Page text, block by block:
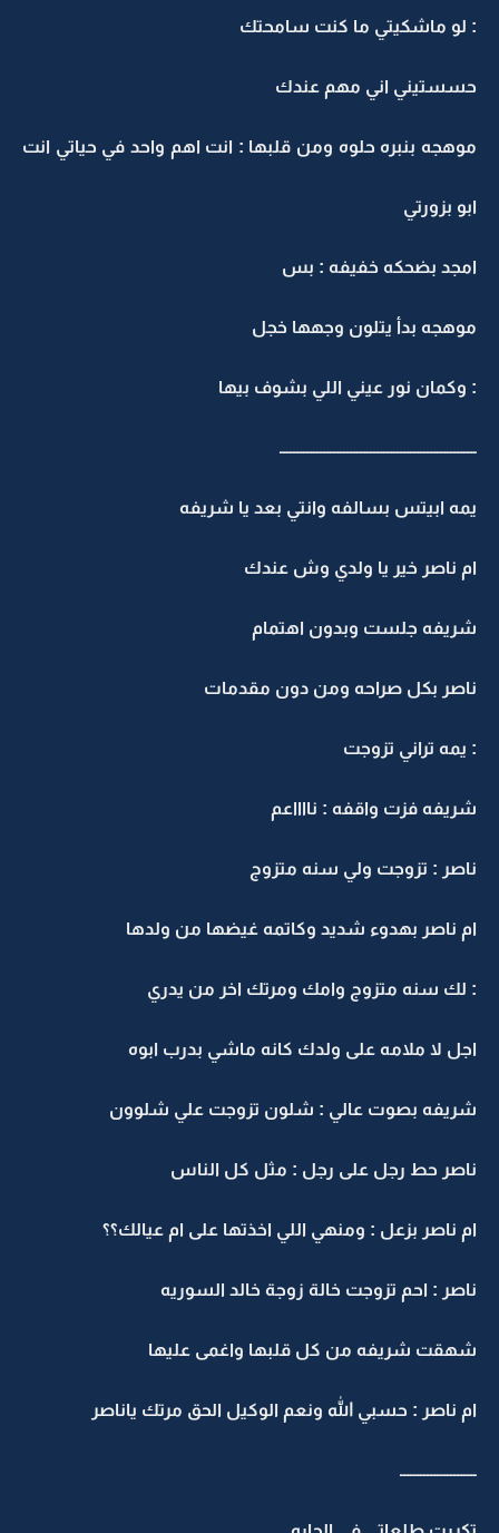
: لو ماشكيتي ما كنت سامحتك
حسستيني اني مهم عندك
موهجه بنبره حلوه ومن قلبها : انت اهم واحد في حياتي انت
ابو بزورتي
امجد بضحكه خفيفه : بس
موهجه بدأ يتلون وجهها خجل
: وكمان نور عيني اللي بشوف بيها
ـــــــــــــــــــــــــــــــــــــــــــــــــــــــــــ
يمه ابيتس بسالفه وانتي بعد يا شريفه
ام ناصر خير يا ولدي وش عندك
شريفه جلست وبدون اهتمام
ناصر بكل صراحه ومن دون مقدمات
: يمه تراني تزوجت
شريفه فزت واقفه : نااااعم
ناصر : تزوجت ولي سنه متزوج
ام ناصر بهدوء شديد وكاتمه غيضها من ولدها
: لك سنه متزوج وامك ومرتك اخر من يدري
اجل لا ملامه على ولدك كانه ماشي بدرب ابوه
شريفه بصوت عالي : شلون تزوجت علي شلوون
ناصر حط رجل على رجل : مثل كل الناس
ام ناصر بزعل : ومنهي اللي اخذتها على ام عيالك؟؟
ناصر : احم تزوجت خالة زوجة خالد السوريه
شهقت شريفه من كل قلبها واغمى عليها
ام ناصر : حسبي الله ونعم الوكيل الحق مرتك ياناصر
ـــــــــــــــــــــــ